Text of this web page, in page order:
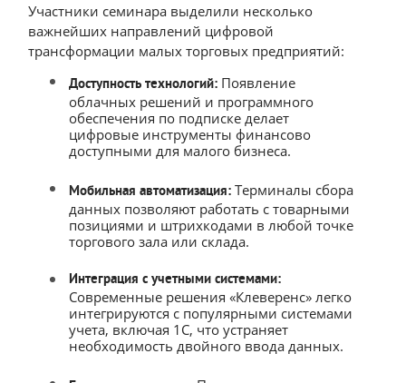
Участники семинара выделили несколько
важнейших направлений цифровой
трансформации малых торговых предприятий:
Доступность технологий: Появление
облачных решений и программного
обеспечения по подписке делает
цифровые инструменты финансово
доступными для малого бизнеса.
Мобильная автоматизация: Терминалы сбора
данных позволяют работать с товарными
позициями и штрихкодами в любой точке
торгового зала или склада.
Интеграция с учетными системами:
Современные решения «Клеверенс» легко
интегрируются с популярными системами
учета, включая 1С, что устраняет
необходимость двойного ввода данных.